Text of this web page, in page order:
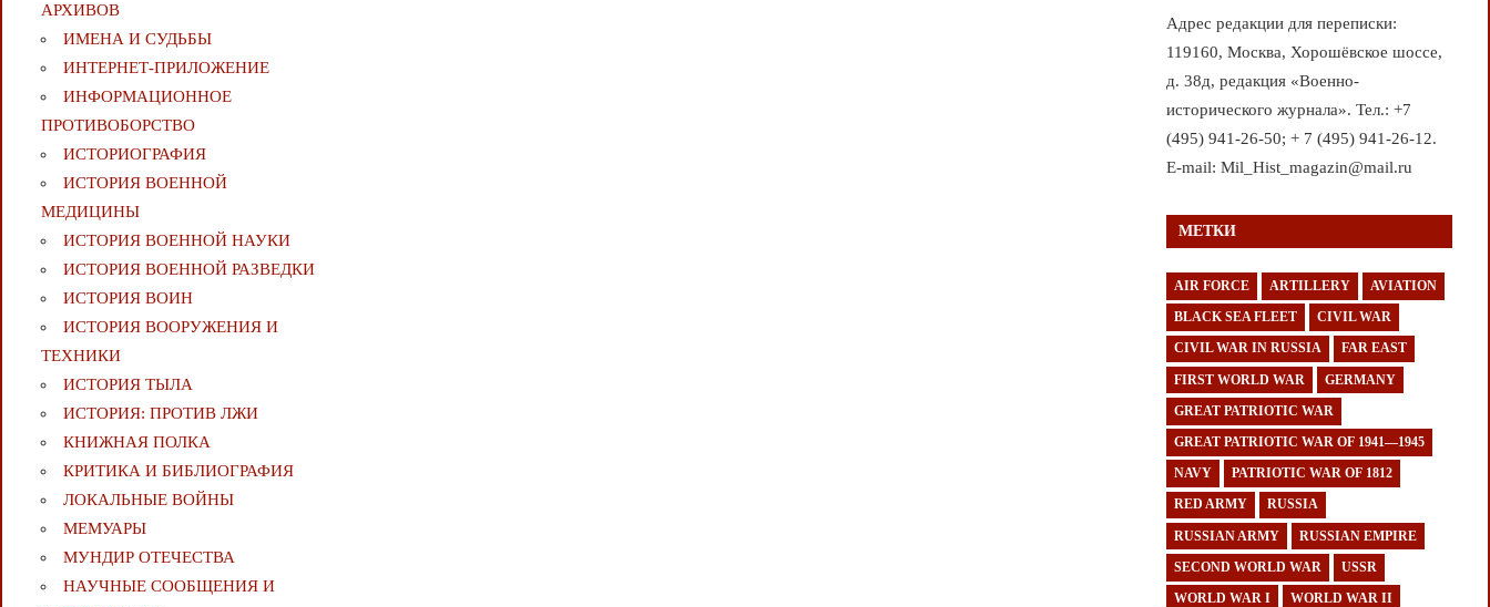
АРХИВОВ
ИМЕНА И СУДЬБЫ
ИНТЕРНЕТ-ПРИЛОЖЕНИЕ
ИНФОРМАЦИОННОЕ
ПРОТИВОБОРСТВО
ИСТОРИОГРАФИЯ
ИСТОРИЯ ВОЕННОЙ
МЕДИЦИНЫ
ИСТОРИЯ ВОЕННОЙ НАУКИ
ИСТОРИЯ ВОЕННОЙ РАЗВЕДКИ
ИСТОРИЯ ВОИН
ИСТОРИЯ ВООРУЖЕНИЯ И
ТЕХНИКИ
ИСТОРИЯ ТЫЛА
ИСТОРИЯ: ПРОТИВ ЛЖИ
КНИЖНАЯ ПОЛКА
КРИТИКА И БИБЛИОГРАФИЯ
ЛОКАЛЬНЫЕ ВОЙНЫ
МЕМУАРЫ
МУНДИР ОТЕЧЕСТВА
НАУЧНЫЕ СООБЩЕНИЯ И
Адрес редакции для переписки:
119160, Москва, Хорошёвское шоссе,
д. 38д, редакция «Военно-
исторического журнала». Тел.: +7
(495) 941-26-50; + 7 (495) 941-26-12.
E-mail: Mil_Hist_magazin@mail.ru
МЕТКИ
AIR FORCE ARTILLERY AVIATION
BLACK SEA FLEET CIVIL WAR
CIVIL WAR IN RUSSIA FAR EAST
FIRST WORLD WAR GERMANY
GREAT PATRIOTIC WAR
GREAT PATRIOTIC WAR OF 1941—1945
NAVY PATRIOTIC WAR OF 1812
RED ARMY RUSSIA
RUSSIAN ARMY RUSSIAN EMPIRE
SECOND WORLD WAR USSR
WORLD WAR I WORLD WAR II